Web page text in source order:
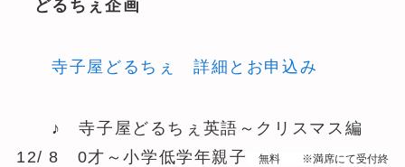
どるちぇ企画
寺子屋どるちぇ 詳細とお申込み
♪ 寺子屋どるちぇ英語～クリスマス編
12/ 8 0才～小学低学年親子
無料 ※満席にて受付終